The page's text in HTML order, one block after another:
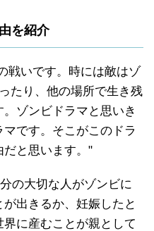
を紹介
戦いです。時には敵はゾ
たり、他の場所で生き残
ゾンビドラマと思いき
です。そこがこのドラ
だと思います。"
の大切な人がゾンビに
出きるか、妊娠したと
に産むことが親として